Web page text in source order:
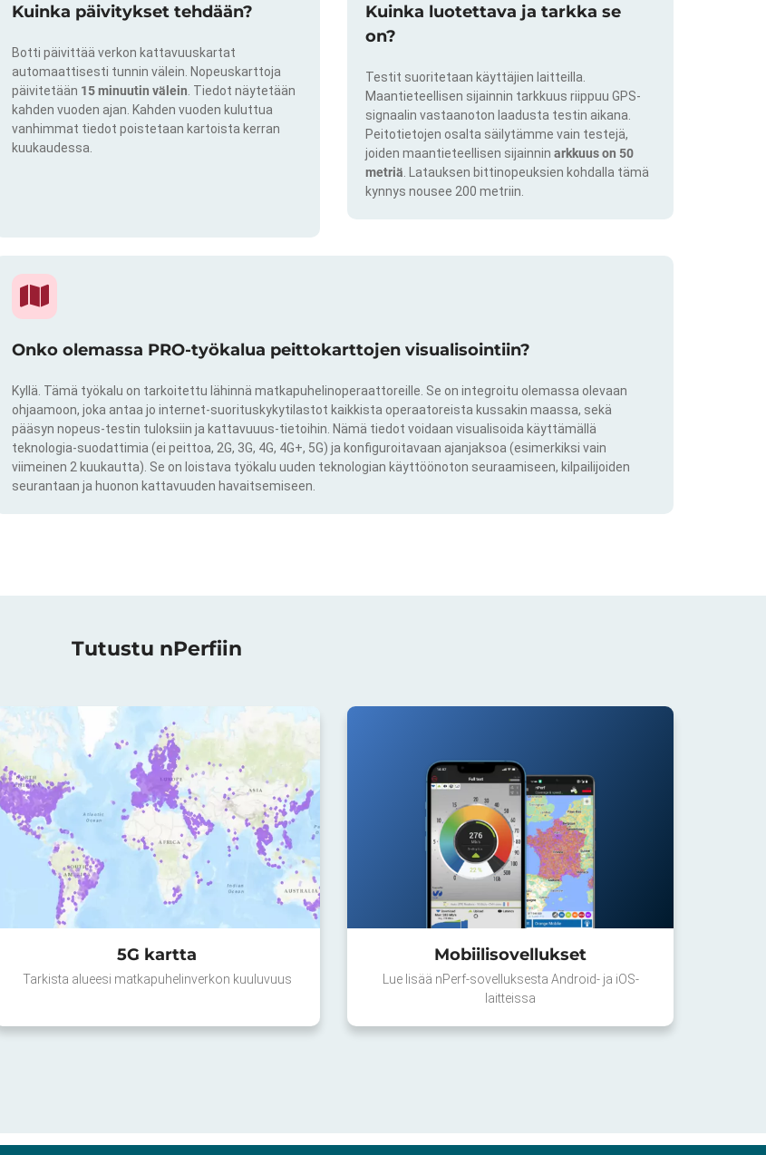
Kuinka päivitykset tehdään?
Botti päivittää verkon kattavuuskartat
automaattisesti tunnin välein. Nopeuskarttoja
päivitetään 15 minuutin välein . Tiedot näytetään
kahden vuoden ajan. Kahden vuoden kuluttua
vanhimmat tiedot poistetaan kartoista kerran
kuukaudessa.
Kuinka luotettava ja tarkka se
on?
Testit suoritetaan käyttäjien laitteilla.
Maantieteellisen sijainnin tarkkuus riippuu GPS-
signaalin vastaanoton laadusta testin aikana.
Peitotietojen osalta säilytämme vain testejä,
joiden maantieteellisen sijainnin arkkuus on 50
metriä . Latauksen bittinopeuksien kohdalla tämä
kynnys nousee 200 metriin.
Onko olemassa PRO-työkalua peittokarttojen visualisointiin?
Kyllä. Tämä työkalu on tarkoitettu lähinnä matkapuhelinoperaattoreille. Se on integroitu olemassa olevaan
ohjaamoon, joka antaa jo internet-suorituskykytilastot kaikkista operaatoreista kussakin maassa, sekä
pääsyn nopeus-testin tuloksiin ja kattavuuus-tietoihin. Nämä tiedot voidaan visualisoida käyttämällä
teknologia-suodattimia (ei peittoa, 2G, 3G, 4G, 4G+, 5G) ja konfiguroitavaan ajanjaksoa (esimerkiksi vain
viimeinen 2 kuukautta). Se on loistava työkalu uuden teknologian käyttöönoton seuraamiseen, kilpailijoiden
seurantaan ja huonon kattavuuden havaitsemiseen.
Tutustu nPerfiin
5G kartta
Tarkista alueesi matkapuhelinverkon kuuluvuus
Mobiilisovellukset
Lue lisää nPerf-sovelluksesta Android- ja iOS-
laitteissa